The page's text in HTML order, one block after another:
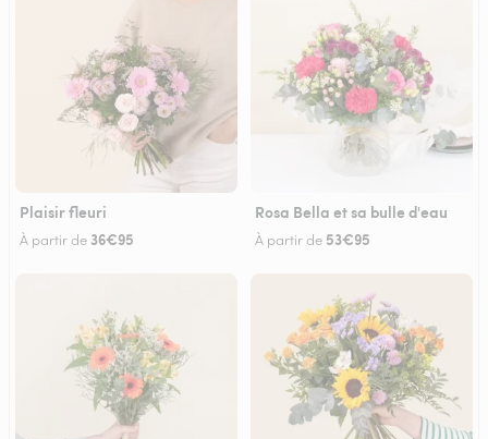
Plaisir fleuri
À partir de 36€95
Rosa Bella et sa bulle d'eau
À partir de 53€95